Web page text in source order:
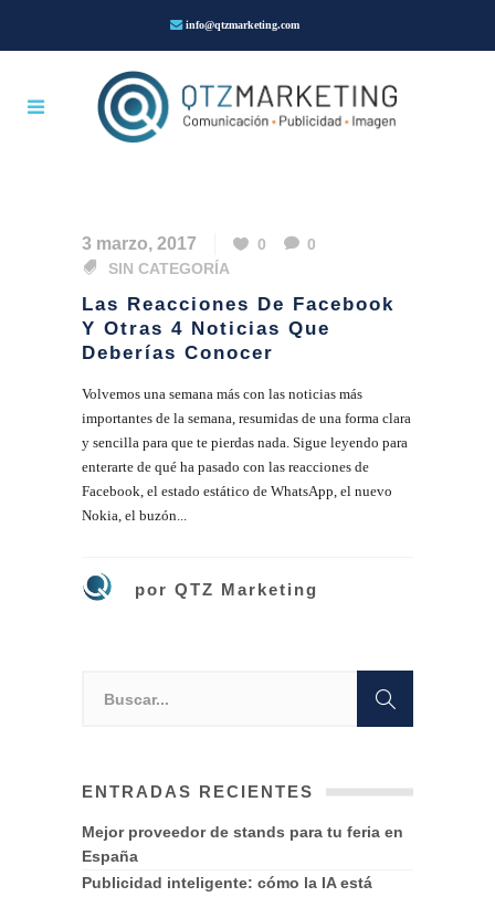
info@qtzmarketing.com
3 marzo, 2017 0
0
SIN CATEGORÍA
Las Reacciones De Facebook
Y Otras 4 Noticias Que
Deberías Conocer
Volvemos una semana más con las noticias más
importantes de la semana, resumidas de una forma clara
y sencilla para que te pierdas nada. Sigue leyendo para
enterarte de qué ha pasado con las reacciones de
Facebook, el estado estático de WhatsApp, el nuevo
Nokia, el buzón...
por QTZ Marketing
ENTRADAS RECIENTES
Mejor proveedor de stands para tu feria en
España
Publicidad inteligente: cómo la IA está